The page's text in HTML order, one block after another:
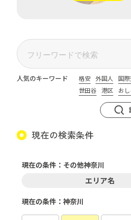
人気のキーワード 格安 外国人 国
世田谷
港区 お
現在の検索条件
エリア名
現在の条件：神奈川
現在の条件：その他神奈川